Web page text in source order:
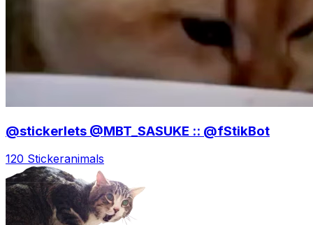
@stickerlets @MBT_SASUKE :: @fStikBot
120 Stickeranimals